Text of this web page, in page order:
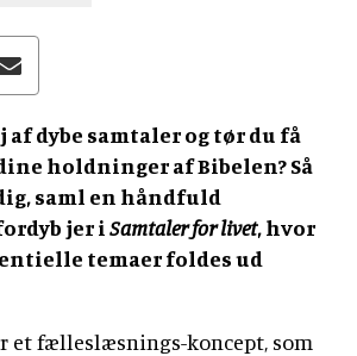
dybe samtaler og tør du få
holdninger af Bibelen? Så
saml en håndfuld
jer i Samtaler for livet, hvor
temaer foldes ud
et fælleslæsnings-koncept, som